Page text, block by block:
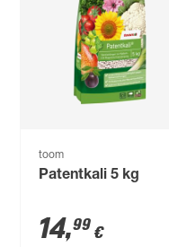
toom
Patentkali 5 kg
14,99 €